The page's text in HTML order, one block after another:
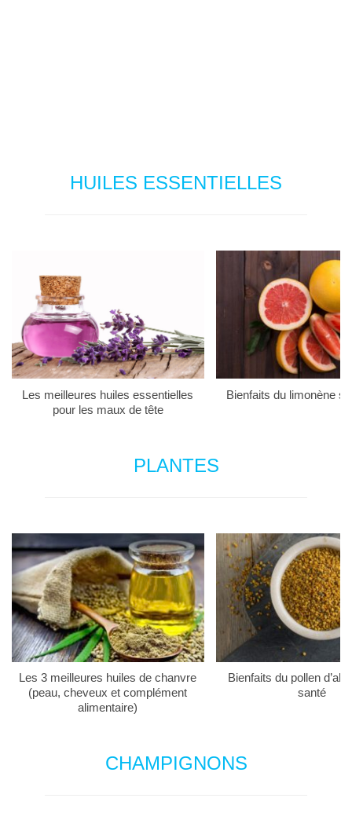
HUILES ESSENTIELLES
Les meilleures huiles essentielles
pour les maux de tête
Bienfaits du limonène
PLANTES
Les 3 meilleures huiles de chanvre
(peau, cheveux et complément
alimentaire)
Bienfaits du pollen
santé
CHAMPIGNONS